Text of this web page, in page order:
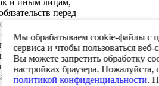
и иным лицам,
перед
на передачу в
информационной
данных третьим
реализации целей,
Настоящее согласие
и до достижения целей
Мы обрабатываем cookie-файлы с
сервиса и чтобы пользоваться
Вы можете запретить обработку
настройках браузера. Пожалуйста,
политикой конфиденциальности.